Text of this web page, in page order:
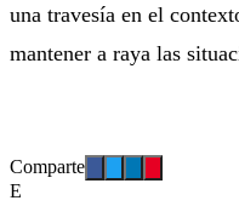
una travesía en el
mantener a raya las
Comparte
E